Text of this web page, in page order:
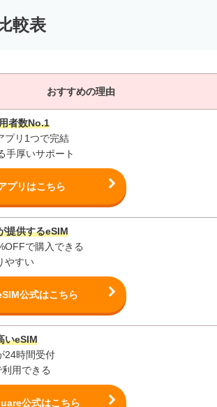
較表
おすすめの理由
者数No.1
プリ1つで完結
手厚いサポート
プリはこちら
提供するeSIM
で購入できる
やすい
公式はこちら
いeSIM
24時間受付
用できる
公式はこちら